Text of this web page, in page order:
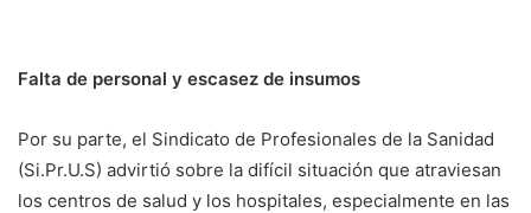
Falta de personal y escasez de insumos
Por su parte, el Sindicato de Profesionales de la Sanidad
(Si.Pr.U.S) advirtió sobre la difícil situación que atraviesan
los centros de salud y los hospitales, especialmente en las